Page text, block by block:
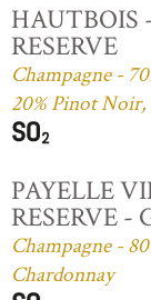
HAUTBOIS
RESERVE
Champagne -
20% Pinot Noir,
PAYELLE
RESERVE -
Champagne -
Chardonnay